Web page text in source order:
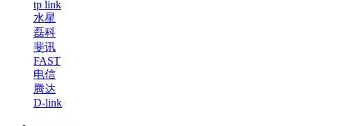
tp link
水星
磊科
斐讯
FAST
电信
腾达
D-link